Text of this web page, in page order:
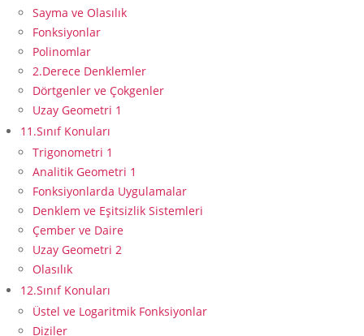
Sayma ve Olasılık
Fonksiyonlar
Polinomlar
2.Derece Denklemler
Dörtgenler ve Çokgenler
Uzay Geometri 1
11.Sınıf Konuları
Trigonometri 1
Analitik Geometri 1
Fonksiyonlarda Uygulamalar
Denklem ve Eşitsizlik Sistemleri
Çember ve Daire
Uzay Geometri 2
Olasılık
12.Sınıf Konuları
Üstel ve Logaritmik Fonksiyonlar
Diziler